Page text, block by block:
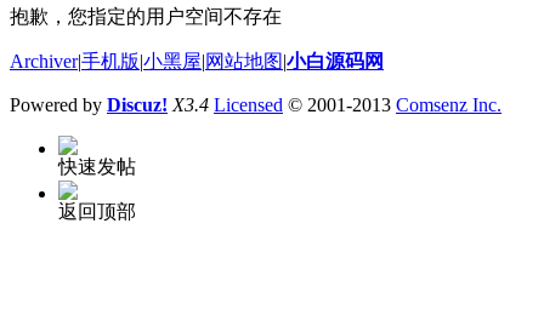
抱歉，您指定的用户空间不存在
Archiver|手机版 小黑屋 网站地图 小白源码网
Powered by Discuz! X3.4 Licensed © 2001-2013 Comsenz Inc.
快速发帖
返回顶部